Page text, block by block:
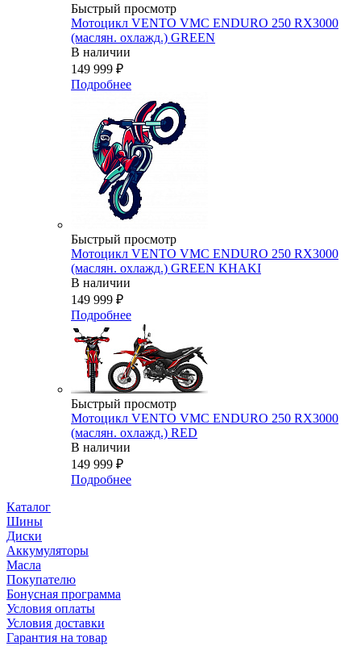
Быстрый просмотр
Мотоцикл VENTO VMC ENDURO 250 RX3000
(маслян. охлажд.) GREEN
В наличии
149 999 ₽
Подробнее
Быстрый просмотр
Мотоцикл VENTO VMC ENDURO 250 RX3000
(маслян. охлажд.) GREEN KHAKI
В наличии
149 999 ₽
Подробнее
Быстрый просмотр
Мотоцикл VENTO VMC ENDURO 250 RX3000
(маслян. охлажд.) RED
В наличии
149 999 ₽
Подробнее
Каталог
Шины
Диски
Аккумуляторы
Масла
Покупателю
Бонусная программа
Условия оплаты
Условия доставки
Гарантия на товар